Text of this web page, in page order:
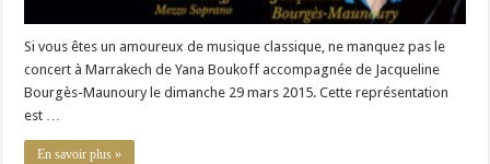
Si vous êtes un amoureux de musique classique, ne manquez pas le
concert à Marrakech de Yana Boukoff accompagnée de Jacqueline
Bourgès-Maunoury le dimanche 29 mars 2015. Cette représentation
est …
En savoir plus »